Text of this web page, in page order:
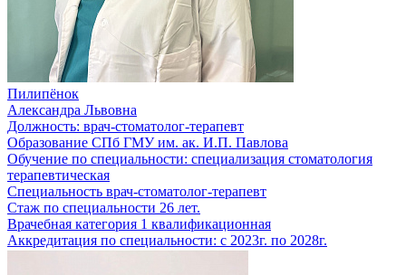
Пилипёнок
Александра Львовна
Должность: врач-стоматолог-терапевт
Образование СПб ГМУ им. ак. И.П. Павлова
Обучение по специальности: специализация стоматология
терапевтическая
Специальность врач-стоматолог-терапевт
Стаж по специальности 26 лет.
Врачебная категория 1 квалификационная
Аккредитация по специальности: с 2023г. по 2028г.